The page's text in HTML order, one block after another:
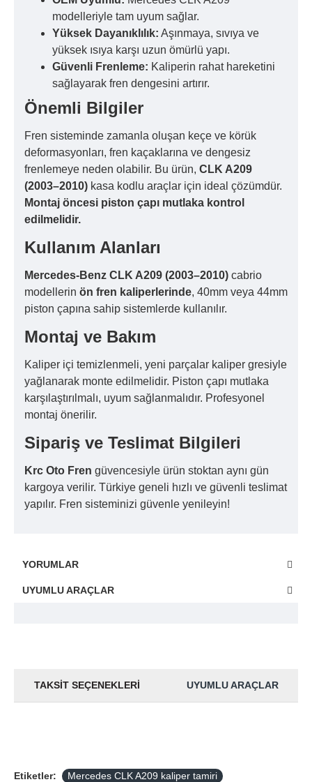
modelleriyle tam uyum sağlar.
Yüksek Dayanıklılık: Aşınmaya, sıvıya ve
yüksek ısıya karşı uzun ömürlü yapı.
Güvenli Frenleme: Kaliperin rahat hareketini
sağlayarak fren dengesini artırır.
Önemli Bilgiler
Fren sisteminde zamanla oluşan keçe ve körük
deformasyonları, fren kaçaklarına ve dengesiz
frenlemeye neden olabilir. Bu ürün, CLK A209
(2003–2010) kasa kodlu araçlar için ideal çözümdür.
Montaj öncesi piston çapı mutlaka kontrol
edilmelidir.
Kullanım Alanları
Mercedes-Benz CLK A209 (2003–2010) cabrio
modellerin ön fren kaliperlerinde, 40mm veya 44mm
piston çapına sahip sistemlerde kullanılır.
Montaj ve Bakım
Kaliper içi temizlenmeli, yeni parçalar kaliper gresiyle
yağlanarak monte edilmelidir. Piston çapı mutlaka
karşılaştırılmalı, uyum sağlanmalıdır. Profesyonel
montaj önerilir.
Sipariş ve Teslimat Bilgileri
Krc Oto Fren güvencesiyle ürün stoktan aynı gün
kargoya verilir. Türkiye geneli hızlı ve güvenli teslimat
yapılır. Fren sisteminizi güvenle yenileyin!
YORUMLAR
UYUMLU ARAÇLAR
TAKSIT SEÇENEKLERI UYUMLU ARAÇLAR
Etiketler:
Mercedes CLK A209 kaliper tamiri